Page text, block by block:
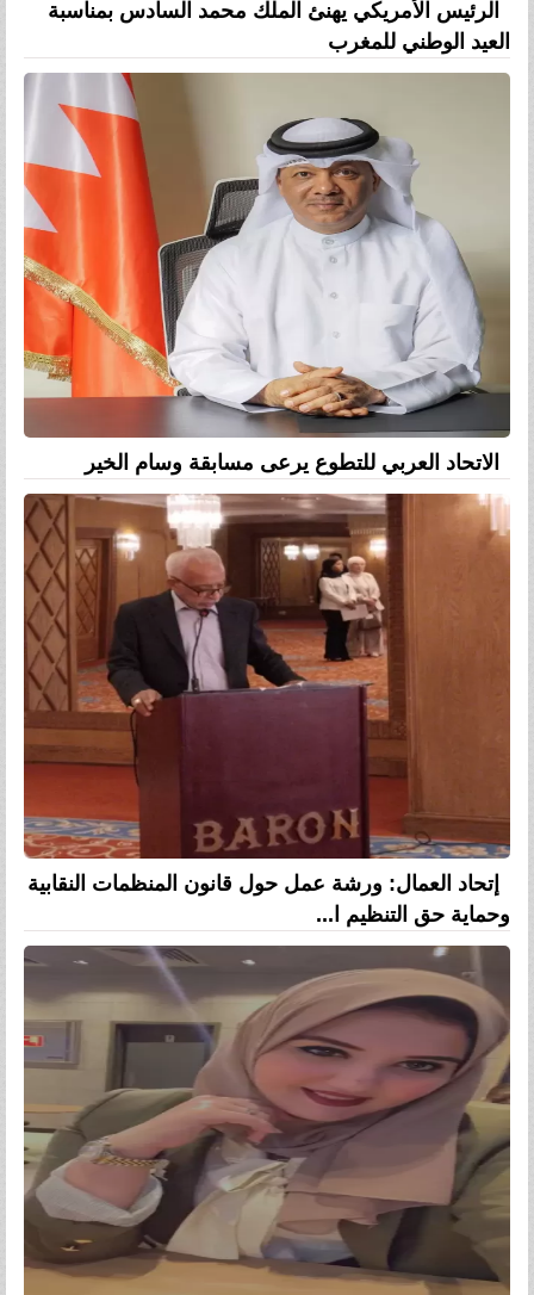
الرئيس الأمريكي يهنئ الملك محمد السادس بمناسبة
العيد الوطني للمغرب
الاتحاد العربي للتطوع يرعى مسابقة وسام الخير
إتحاد العمال: ورشة عمل حول قانون المنظمات النقابية
وحماية حق التنظيم ا...